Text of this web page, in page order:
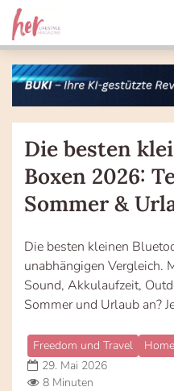
Die besten
Boxen 2026:
Sommer &
Die besten kleinen
unabhängigen Vergleich.
Sound, Akkulaufzeit,
Sommer und Urlaub an?
Freedom und Travel
29. Mai 2026
8 Minuten